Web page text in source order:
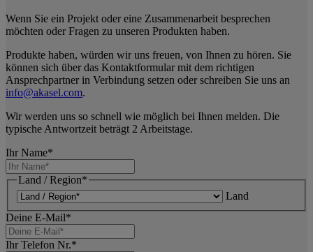
Wenn Sie ein Projekt oder eine Zusammenarbeit besprechen
möchten oder Fragen zu unseren Produkten haben.
Produkte haben, würden wir uns freuen, von Ihnen zu hören. Sie
können sich über das Kontaktformular mit dem richtigen
Ansprechpartner in Verbindung setzen oder schreiben Sie uns an
info@akasel.com.
Wir werden uns so schnell wie möglich bei Ihnen melden. Die
typische Antwortzeit beträgt 2 Arbeitstage.
Ihr Name*
Land / Region*
Land
Deine E-Mail*
Ihr Telefon Nr.*